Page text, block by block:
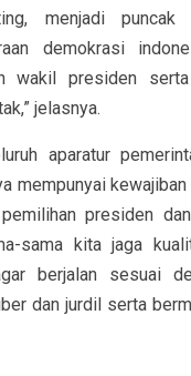
menjadi
demokrasi
wakil presiden
jelasnya.
aparatur
mempunyai
presiden
sama kita jaga
berjalan sesuai
dan jurdil serta